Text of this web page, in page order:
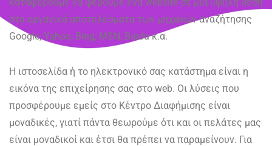
στα οργανικά αποτελέσματα των μηχανών αναζήτησης
Google, Yahoo, Bing, MSN, Baidu κ.α.
Η ιστοσελίδα ή το ηλεκτρονικό σας κατάστημα είναι η
εικόνα της επιχείρησης σας στο web. Οι λύσεις που
προσφέρουμε εμείς στο Κέντρο Διαφήμισης είναι
μοναδικές, γιατί πάντα θεωρούμε ότι και οι πελάτες μας
είναι μοναδικοί και έτσι θα πρέπει να παραμείνουν. Για